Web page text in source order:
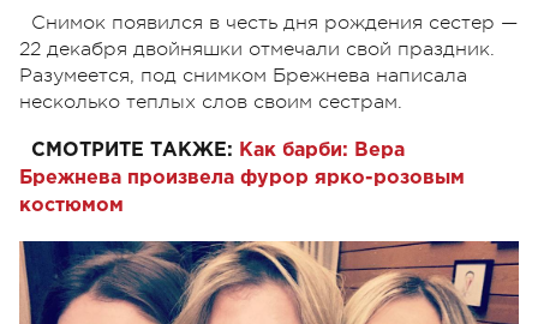
Снимок появился в честь дня рождения сестер —
22 декабря двойняшки отмечали свой праздник.
Разумеется, под снимком Брежнева написала
несколько теплых слов своим сестрам.
СМОТРИТЕ ТАКЖЕ: Как барби: Вера
Брежнева произвела фурор ярко-розовым
костюмом